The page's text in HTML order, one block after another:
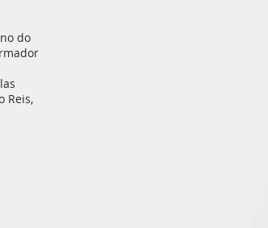
do
Reis,